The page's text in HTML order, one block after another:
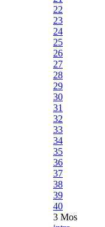
22
23
24
25
26
27
28
29
30
31
32
33
34
35
36
37
38
39
40
3 Mos